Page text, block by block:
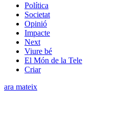
Política
Societat
Opinió
Impacte
Next
Viure bé
El Món de la Tele
Criar
ara mateix